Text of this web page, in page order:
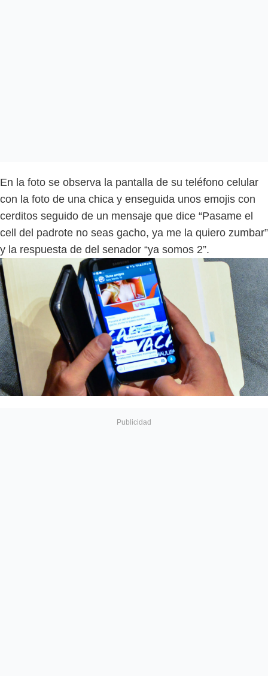
En la foto se observa la pantalla de su teléfono celular
con la foto de una chica y enseguida unos emojis con
cerditos seguido de un mensaje que dice “Pasame el
cell del padrote no seas gacho, ya me la quiero zumbar”
y la respuesta de del senador “ya somos 2”.